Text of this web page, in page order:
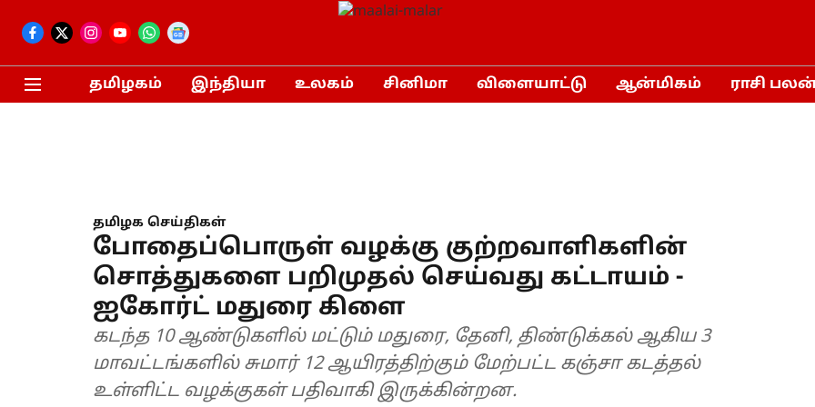
தமிழகம் இந்தியா உலகம் சினிமா விளையாட்டு ஆன்மிகம் ராசி
தமிழக செய்திகள்
போதைப்பொருள் வழக்கு குற்றவாளிகளின்
சொத்துகளை பறிமுதல் செய்வது கட்டாயம் -
ஐகோர்ட் மதுரை கிளை
கடந்த 10 ஆண்டுகளில் மட்டும் மதுரை, தேனி, திண்டுக்கல் ஆகிய 3
மாவட்டங்களில் சுமார் 12 ஆயிரத்திற்கும் மேற்பட்ட கஞ்சா கடத்தல்
உள்ளிட்ட வழக்குகள் பதிவாகி இருக்கின்றன.